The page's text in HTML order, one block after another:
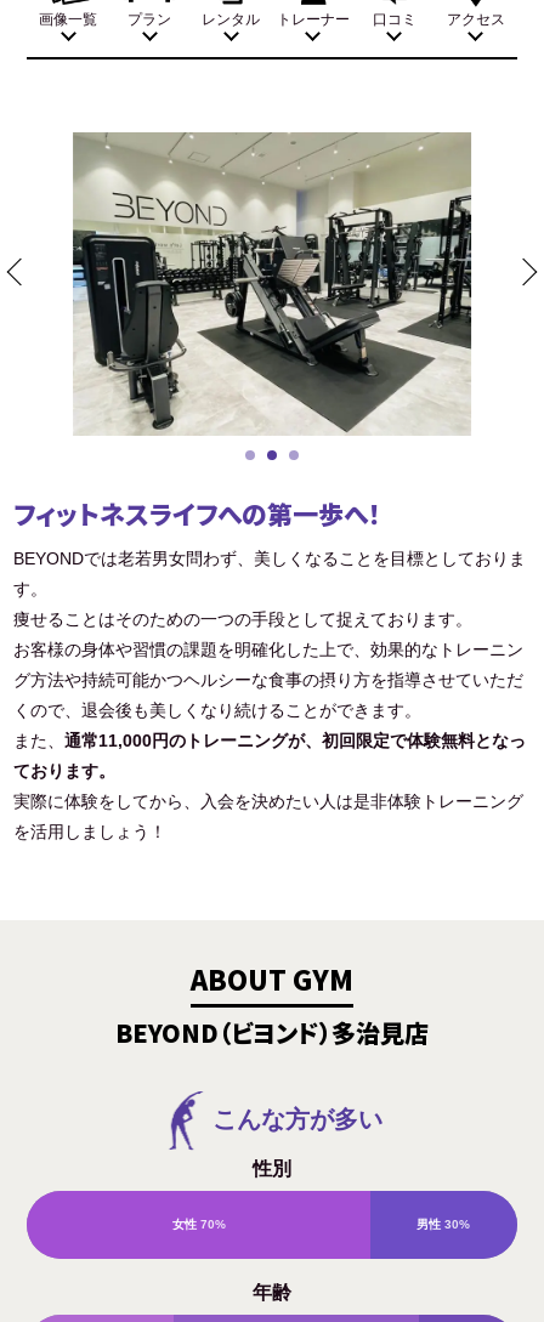
画像一覧 プラン レンタル トレーナー 口コミ アクセス
フィットネスライフへの第一歩へ！
BEYONDでは老若男女問わず、美しくなることを目標としておりま
す。
痩せることはそのための一つの手段として捉えております。
お客様の身体や習慣の課題を明確化した上で、効果的なトレーニン
グ方法や持続可能かつヘルシーな食事の摂り方を指導させていただ
くので、退会後も美しくなり続けることができます。
また、通常11,000円のトレーニングが、初回限定で体験無料となっ
ております。
実際に体験をしてから、入会を決めたい人は是非体験トレーニング
を活用しましょう！
ABOUT GYM
BEYOND（ビヨンド）多治見店
こんな方が多い
性別
女性 70% 男性 30%
年齢